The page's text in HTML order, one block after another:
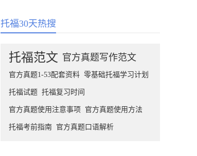
托福30天热搜
托福范文 官方真题写作范文
官方真题1-53配套资料 零基础托福学习计划
托福试题 托福复习时间
官方真题使用注意事项 官方真题使用方法
托福考前指南 官方真题口语解析